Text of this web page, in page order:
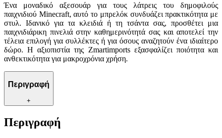
Ένα μοναδικό αξεσουάρ για τους λάτρεις του δημοφιλούς
παιχνιδιού Minecraft, αυτό το μπρελόκ συνδυάζει πρακτικότητα με
στυλ. Ιδανικό για τα κλειδιά ή τη τσάντα σας, προσθέτει μια
παιχνιδιάρικη πινελιά στην καθημερινότητά σας και αποτελεί την
τέλεια επιλογή για συλλέκτες ή για όσους αναζητούν ένα ιδιαίτερο
δώρο. Η αξιοπιστία της Zmartimports εξασφαλίζει ποιότητα και
ανθεκτικότητα για μακροχρόνια χρήση.
Περιγραφή
+
Περιγραφή